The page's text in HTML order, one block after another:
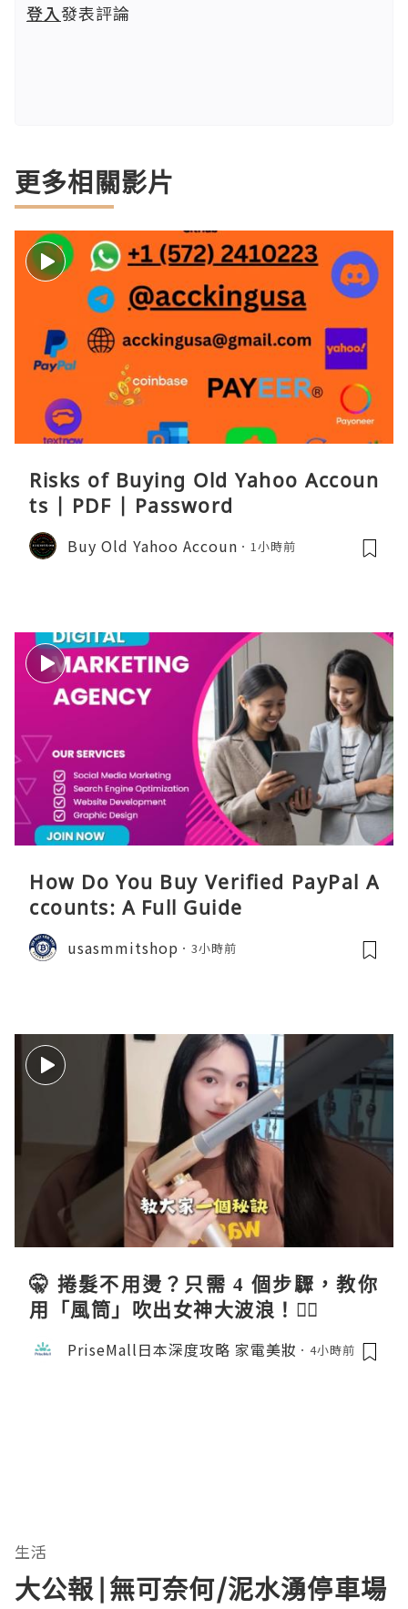
登入發表評論
更多相關影片
Risks of Buying Old Yahoo Accoun
ts | PDF | Password
Buy Old Yahoo Accoun 1小時前
How Do You Buy Verified PayPal A
ccounts: A Full Guide
usasmmitshop 3小時前
🤫 捲髮不用燙？只需 4 個步驟，教你
用「風筒」吹出女神大波浪！💇‍♀️
PriseMall日本深度攻略 家電美妝 4小時前
生活
大公報|無可奈何/泥水湧停車場